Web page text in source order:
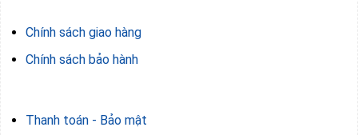
Chính sách giao hàng
Chính sách bảo hành
Thanh toán - Bảo mật